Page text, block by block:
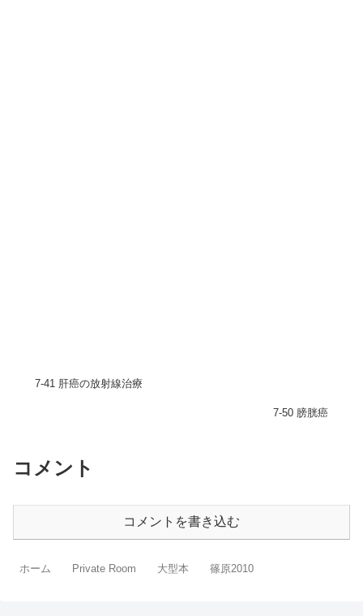
7-41 肝癌の放射線治療
7-50 膀胱癌
コメント
コメントを書き込む
ホーム Private Room 大型本 篠原2010